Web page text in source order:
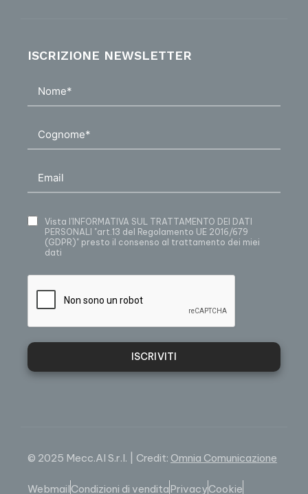
ISCRIZIONE NEWSLETTER
Vista l’INFORMATIVA SUL TRATTAMENTO DEI DATI
PERSONALI "art.13 del Regolamento UE 2016/679
(GDPR)" presto il consenso al trattamento dei miei
dati
ISCRIVITI
© 2025 Mecc.Al S.r.l. | Credit: Omnia Comunicazione
WebmailCondizioni di venditaPrivacyCookie